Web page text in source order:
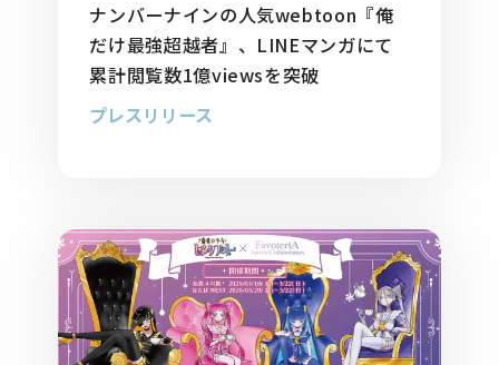
ナンバーナインの人気webtoon『俺
だけ最強超越者』、LINEマンガにて
累計閲覧数1億viewsを突破
プレスリリース